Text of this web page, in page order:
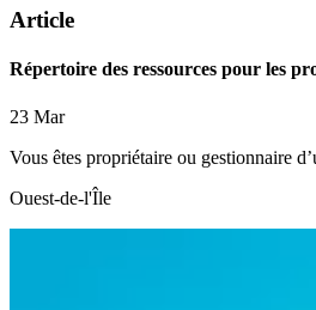
Article
Répertoire des ressources pour les
23 Mar
Vous êtes propriétaire ou gestionnaire
Ouest-de-l'Île